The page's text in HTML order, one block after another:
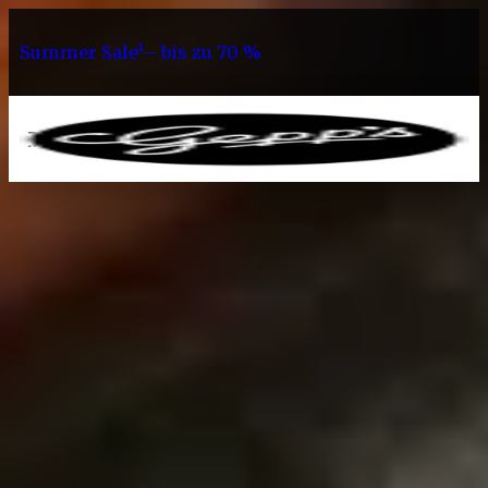
Summer Sale¹– bis zu 70 %
0